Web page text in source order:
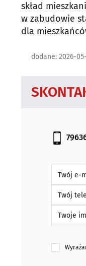
skład
w zabudowie
dla
dodane: 2026-05-